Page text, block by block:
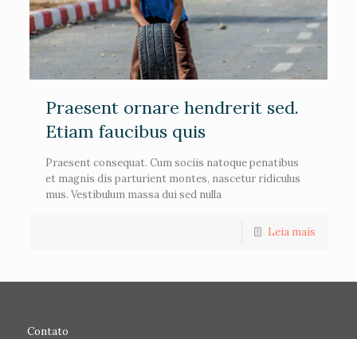
Praesent ornare hendrerit sed.
Etiam faucibus quis
Praesent consequat. Cum sociis natoque penatibus
et magnis dis parturient montes, nascetur ridiculus
mus. Vestibulum massa dui sed nulla
Leia mais
Contato